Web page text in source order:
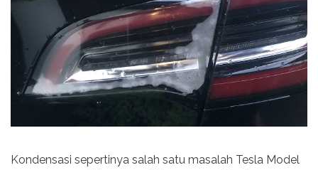
Kondensasi sepertinya salah satu masalah Tesla Model